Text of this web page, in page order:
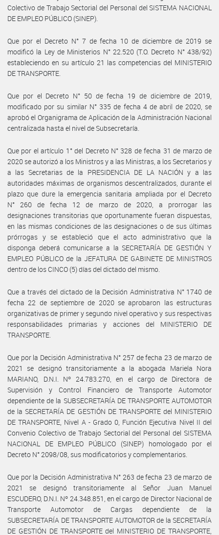
Colectivo de Trabajo Sectorial del Personal del SISTEMA NACIONAL
DE EMPLEO PÚBLICO (SINEP).
Que por el Decreto N° 7 de fecha 10 de diciembre de 2019 se
modificó la Ley de Ministerios N° 22.520 (T.O. Decreto N° 438/92)
estableciendo en su artículo 21 las competencias del MINISTERIO
DE TRANSPORTE.
Que por el Decreto N° 50 de fecha 19 de diciembre de 2019,
modificado por su similar N° 335 de fecha 4 de abril de 2020, se
aprobó el Organigrama de Aplicación de la Administración Nacional
centralizada hasta el nivel de Subsecretaría.
Que por el artículo 1° del Decreto N° 328 de fecha 31 de marzo de
2020 se autorizó a los Ministros y a las Ministras, a los Secretarios y
a las Secretarias de la PRESIDENCIA DE LA NACIÓN y a las
autoridades máximas de organismos descentralizados, durante el
plazo que dure la emergencia sanitaria ampliada por el Decreto
N° 260 de fecha 12 de marzo de 2020, a prorrogar las
designaciones transitorias que oportunamente fueran dispuestas,
en las mismas condiciones de las designaciones o de sus últimas
prórrogas y se estableció que el acto administrativo que la
disponga deberá comunicarse a la SECRETARÍA DE GESTIÓN Y
EMPLEO PÚBLICO de la JEFATURA DE GABINETE DE MINISTROS
dentro de los CINCO (5) días del dictado del mismo.
Que a través del dictado de la Decisión Administrativa N° 1740 de
fecha 22 de septiembre de 2020 se aprobaron las estructuras
organizativas de primer y segundo nivel operativo y sus respectivas
responsabilidades primarias y acciones del MINISTERIO DE
TRANSPORTE.
Que por la Decisión Administrativa N° 257 de fecha 23 de marzo de
2021 se designó transitoriamente a la abogada Mariela Nora
MARIANO, D.N.I. Nº 24.783.270, en el cargo de Directora de
Supervisión y Control Financiero de Transporte Automotor
dependiente de la SUBSECRETARÍA DE TRANSPORTE AUTOMOTOR
de la SECRETARÍA DE GESTIÓN DE TRANSPORTE del MINISTERIO
DE TRANSPORTE, Nivel A - Grado 0, Función Ejecutiva Nivel II del
Convenio Colectivo de Trabajo Sectorial del Personal del SISTEMA
NACIONAL DE EMPLEO PÚBLICO (SINEP) homologado por el
Decreto N° 2098/08, sus modificatorios y complementarios.
Que por la Decisión Administrativa N° 263 de fecha 23 de marzo de
2021 se designó transitoriamente al Señor Juan Manuel
ESCUDERO, D.N.I. Nº 24.348.851, en el cargo de Director Nacional de
Transporte Automotor de Cargas dependiente de la
SUBSECRETARÍA DE TRANSPORTE AUTOMOTOR de la SECRETARÍA
DE GESTIÓN DE TRANSPORTE del MINISTERIO DE TRANSPORTE,